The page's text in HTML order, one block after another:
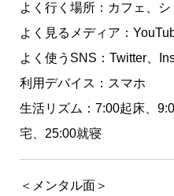
よく行く場所：カフェ、
よく見るメディア：
よく使うSNS：Twitter、
利用デバイス：スマホ
生活リズム：7:00起床、
宅、25:00就寝
＜メンタル面＞